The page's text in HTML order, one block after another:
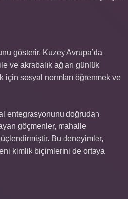
gösterir. Kuzey Avrupa’da
ve akrabalık ağları günlük
için sosyal normları öğrenmek ve
entegrasyonunu doğrudan
göçmenler, mahalle
Bu deneyimler,
kimlik biçimlerini de ortaya